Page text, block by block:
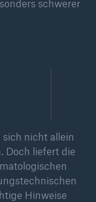
schwerer
sich nicht allein
Doch liefert die
Hinweise